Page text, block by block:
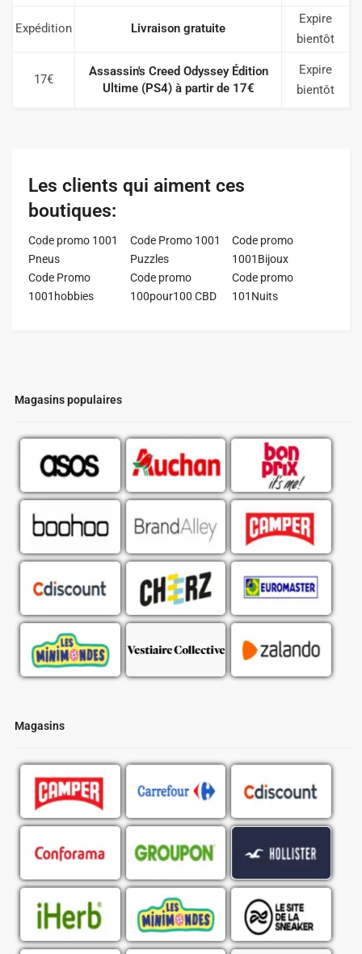
Magasins populaires
Magasins
Expédition Livraison gratuite
Expire
bientôt
17€
Assassin's Creed Odyssey Édition
Ultime (PS4) à partir de 17€
Expire
bientôt
Les clients qui aiment ces
boutiques:
Code promo 1001
Pneus
Code Promo 1001
Puzzles
Code promo
1001Bijoux
Code Promo
1001hobbies
Code promo
100pour100 CBD
Code promo
101Nuits